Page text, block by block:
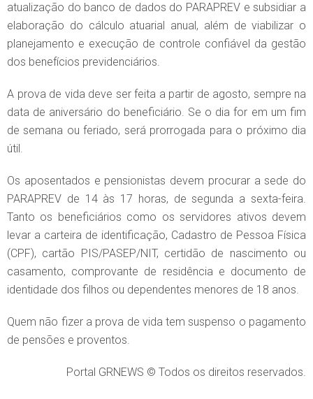
atualização do banco de dados do PARAPREV e subsidiar a
elaboração do cálculo atuarial anual, além de viabilizar o
planejamento e execução de controle confiável da gestão
dos benefícios previdenciários.
A prova de vida deve ser feita a partir de agosto, sempre na
data de aniversário do beneficiário. Se o dia for em um fim
de semana ou feriado, será prorrogada para o próximo dia
útil.
Os aposentados e pensionistas devem procurar a sede do
PARAPREV de 14 às 17 horas, de segunda a sexta-feira.
Tanto os beneficiários como os servidores ativos devem
levar a carteira de identificação, Cadastro de Pessoa Física
(CPF), cartão PIS/PASEP/NIT, certidão de nascimento ou
casamento, comprovante de residência e documento de
identidade dos filhos ou dependentes menores de 18 anos.
Quem não fizer a prova de vida tem suspenso o pagamento
de pensões e proventos.
Portal GRNEWS © Todos os direitos reservados.